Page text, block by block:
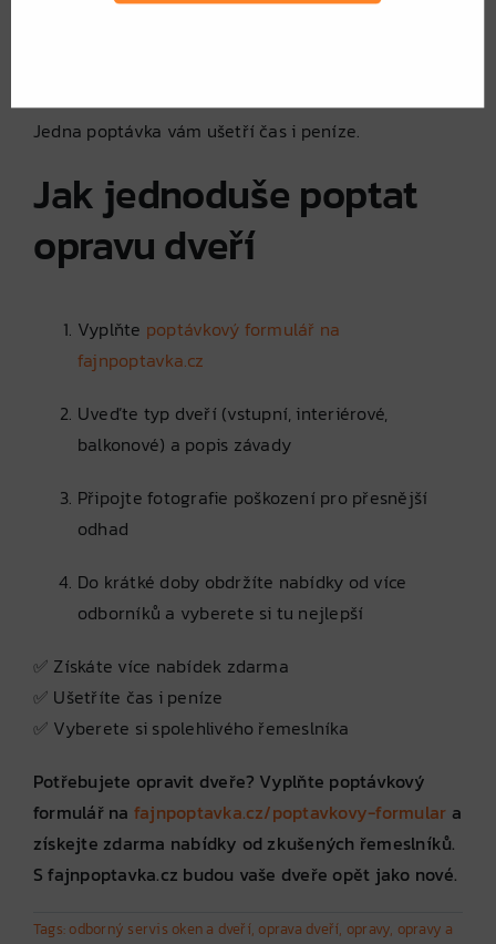
Jedna poptávka vám ušetří čas i peníze.
Jak jednoduše poptat
opravu dveří
Vyplňte poptávkový formulář na
fajnpoptavka.cz
Uveďte typ dveří (vstupní, interiérové,
balkonové) a popis závady
Připojte fotografie poškození pro přesnější
odhad
Do krátké doby obdržíte nabídky od více
odborníků a vyberete si tu nejlepší
✅ Získáte více nabídek zdarma
✅ Ušetříte čas i peníze
✅ Vyberete si spolehlivého řemeslníka
Potřebujete opravit dveře? Vyplňte poptávkový
formulář na fajnpoptavka.cz/poptavkovy-formular a
získejte zdarma nabídky od zkušených řemeslníků.
S fajnpoptavka.cz budou vaše dveře opět jako nové.
Tags: odborný servis oken a dveří, oprava dveří, opravy, opravy a